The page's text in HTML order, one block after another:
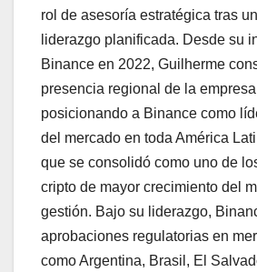
rol de asesoría estratégica tras
liderazgo planificada. Desde su
Binance en 2022, Guilherme
presencia regional de la
posicionando a Binance como
del mercado en toda América
que se consolidó como uno de
cripto de mayor crecimiento del
gestión. Bajo su liderazgo,
aprobaciones regulatorias en
como Argentina, Brasil, El